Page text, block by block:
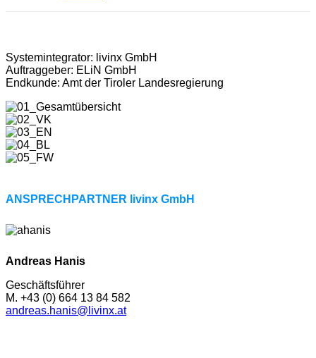
Systemintegrator: livinx GmbH
Auftraggeber: ELiN GmbH
Endkunde: Amt der Tiroler Landesregierung
ANSPRECHPARTNER livinx GmbH
Andreas Hanis
Geschäftsführer
M. +43 (0) 664 13 84 582
andreas.hanis@livinx.at